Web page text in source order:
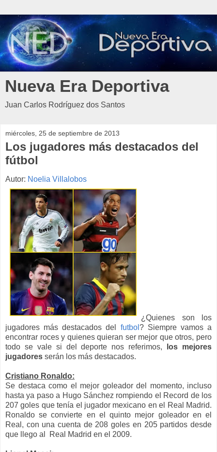
Nueva Era Deportiva
Juan Carlos Rodríguez dos Santos
miércoles, 25 de septiembre de 2013
Los jugadores más destacados del
fútbol
Autor: Noelia Villalobos
¿Quienes son los
jugadores más destacados del futbol ? Siempre vamos a
encontrar roces y quienes quieran ser mejor que otros, pero
todo se vale si del deporte nos referimos,
los mejores
jugadores serán los más destacados.
Cristiano Ronaldo:
Se destaca como el mejor goleador del momento, incluso
hasta ya paso a Hugo Sánchez rompiendo el Record de los
207 goles que tenía el jugador mexicano en el Real Madrid.
Ronaldo se convierte en el quinto mejor goleador en el
Real, con una cuenta de 208 goles en 205 partidos desde
que llego al Real Madrid en el 2009.